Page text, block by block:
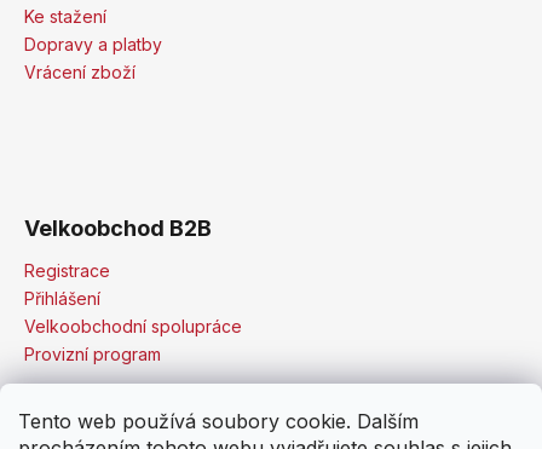
Tento web používá soubory cookie. Dalším
Ke stažení
Dopravy a platby
Vrácení zboží
Velkoobchod B2B
Registrace
Přihlášení
Velkoobchodní spolupráce
Provizní program